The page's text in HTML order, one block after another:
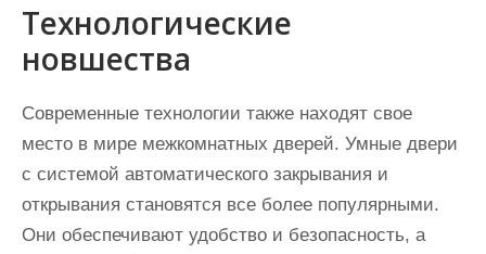
Технологические
новшества
Современные технологии также находят свое
место в мире межкомнатных дверей. Умные двери
с системой автоматического закрывания и
открывания становятся все более популярными.
Они обеспечивают удобство и безопасность, а